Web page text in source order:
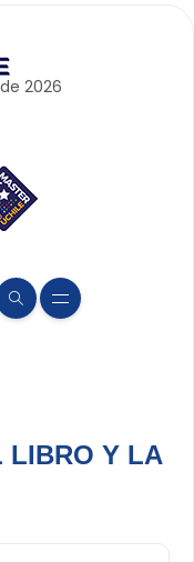
de 2026
LIBRO Y LA